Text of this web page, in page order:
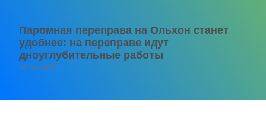
Паромная переправа на Ольхон станет
удобнее: на переправе идут
дноуглубительные работы
06.08.2026